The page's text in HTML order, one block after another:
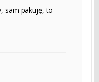
sam pakuję, to